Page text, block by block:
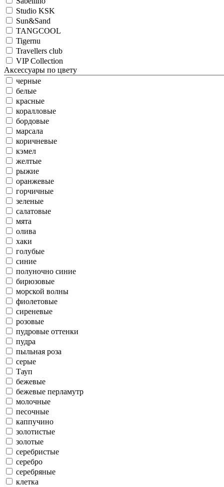
Studio KSK
Sun&Sand
TANGCOOL
Tigernu
Travellers club
VIP Collection
Аксессуары по цвету
черные
белые
красные
коралловые
бордовые
марсала
коричневые
кэмел
желтые
рыжие
оранжевые
горчичные
зеленые
салатовые
мята
олива
хаки
голубые
синие
полуночно синие
бирюзовые
морской волны
фиолетовые
сиреневые
розовые
пудровые оттенки
пудра
пыльная роза
серые
Тауп
бежевые
бежевые перламутр
молочные
песочные
каппучино
золотистые
золотые
серебристые
серебро
серебряные
клетка